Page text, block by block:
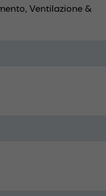
Ventilazione &